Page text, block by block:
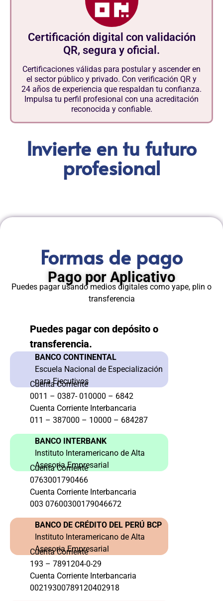
Certificación digital con validación
QR, segura y oficial.
Certificaciones válidas para postular y ascender en
el sector público y privado. Con verificación QR y
24 años de experiencia que respaldan tu confianza.
Impulsa tu perfil profesional con una acreditación
reconocida y confiable.
Invierte en tu futuro
profesional
Formas de pago
Pago por Aplicativo
Puedes pagar usando medios digitales como yape, plin o
transferencia
Puedes pagar con depósito o
transferencia.
BANCO CONTINENTAL
Escuela Nacional de Especialización
para Ejecutivos
Cuenta Corriente
0011 – 0387- 010000 – 6842
Cuenta Corriente Interbancaria
011 – 387000 – 10000 – 684287
BANCO INTERBANK
Instituto Interamericano de Alta
Asesoria Empresarial
Cuenta Corriente
0763001790466
Cuenta Corriente Interbancaria
003 07600300179046672
BANCO DE CRÉDITO DEL PERÚ BCP
Instituto Interamericano de Alta
Asesoria Empresarial
Cuenta Corriente
193 – 7891204-0-29
Cuenta Corriente Interbancaria
00219300789120402918